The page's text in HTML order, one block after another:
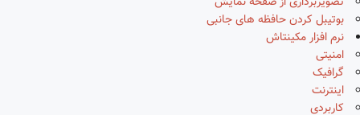
بوتیبل کردن حافظه های جانبی
نرم افزار مکینتاش
امنیتی
گرافیک
اینترنت
کاربردی